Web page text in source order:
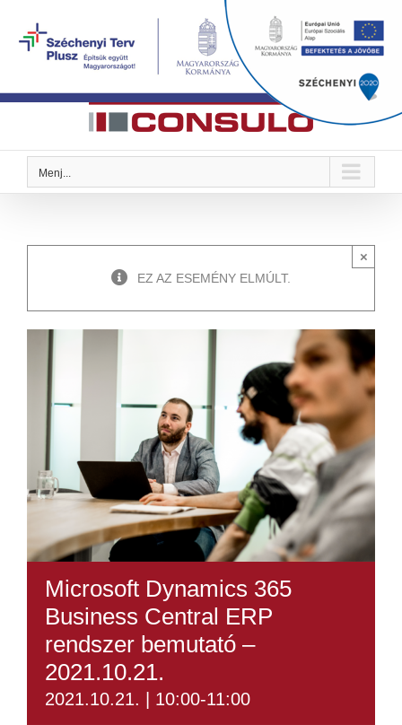
Megoldások Önre szabva
Menj...
EZ AZ ESEMÉNY ELMÚLT.
×
Microsoft Dynamics 365
Business Central ERP
rendszer bemutató –
2021.10.21.
2021.10.21. | 10:00-11:00